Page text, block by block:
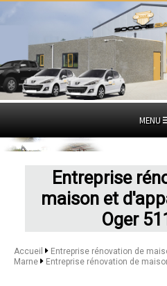
MENU
Entreprise
maison et
Oger
Accueil
Entreprise rénovation de
Marne
Entreprise rénovation de